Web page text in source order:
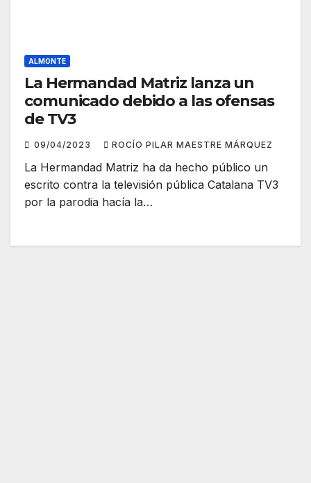
ALMONTE
La Hermandad Matriz lanza un
comunicado debido a las ofensas
de TV3
09/04/2023 ROCÍO PILAR MAESTRE MÁRQUEZ
La Hermandad Matriz ha da hecho público un
escrito contra la televisión pública Catalana TV3
por la parodia hacía la…